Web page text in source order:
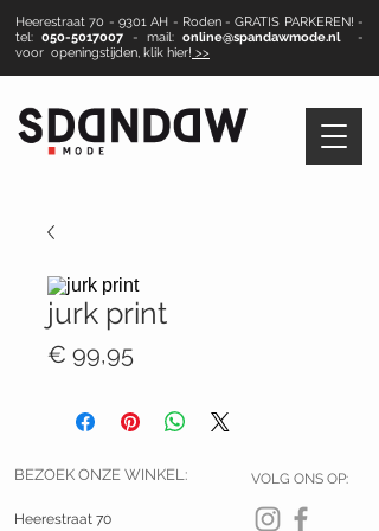
Heerestraat 70 - 9301 AH - Roden - GRATIS PARKEREN! -
tel:050-5017007 - mail:online@spandawmode.nl-
voor openingstijden, klik hier! >>
jurk print
€ 99,95
VOLG ONS OP:
BEZOEK ONZE WINKEL:
Heerestraat 70